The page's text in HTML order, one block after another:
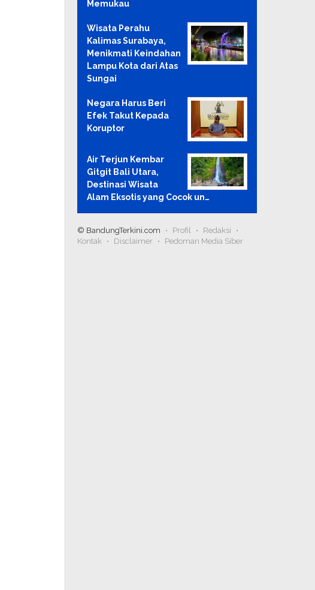
Memukau
Wisata Perahu
Kalimas Surabaya,
Menikmati Keindahan
Lampu Kota dari Atas
Sungai
Negara Harus Beri
Efek Takut Kepada
Koruptor
Air Terjun Kembar
Gitgit Bali Utara,
Destinasi Wisata
Alam Eksotis yang Cocok un…
© BandungTerkini.com Profil
Redaksi
Kontak
Disclaimer Pedoman Media Siber